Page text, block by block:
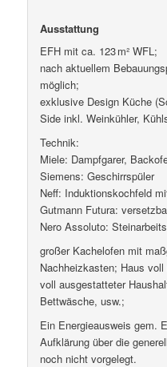
Ausstattung
EFH mit ca. 123 m² WFL;
nach aktuellem
möglich;
exklusive Design Küche
Side inkl. Weinkühler,
Technik:
Miele: Dampfgarer,
Siemens: Geschirrspüler
Neff: Induktionskochfeld
Gutmann Futura:
Nero Assoluto:
großer Kachelofen mit
Nachheizkasten; Haus
voll ausgestatteter
Bettwäsche, usw.;
Ein Energieausweis gem.
Aufklärung über die
noch nicht vorgelegt.